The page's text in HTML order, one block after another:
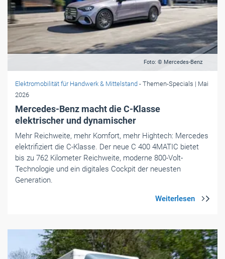
Foto: © Mercedes-Benz
Elektromobilität für Handwerk & Mittelstand - Themen-Specials | Mai
2026
Mercedes-Benz macht die C-Klasse
elektrischer und dynamischer
Mehr Reichweite, mehr Komfort, mehr Hightech: Mercedes
elektrifiziert die C-Klasse. Der neue C 400 4MATIC bietet
bis zu 762 Kilometer Reichweite, moderne 800-Volt-
Technologie und ein digitales Cockpit der neuesten
Generation.